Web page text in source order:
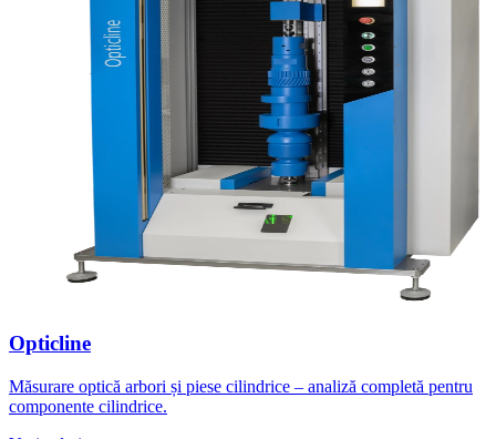
Opticline
Măsurare optică arbori și piese cilindrice – analiză completă pentru
componente cilindrice.